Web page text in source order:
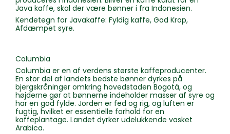
Java kaffe, skal der være bønner i fra Indonesien.
Kendetegn for Javakaffe: Fyldig kaffe, God Krop,
Afdæmpet syre.
Columbia
Columbia er en af verdens største kaffeproducenter.
En stor del af landets bedste bønner dyrkes på
bjergskråninger omkring hovedstaden Bogotá, og
højderne gør at bønnerne indeholder masser af syre og
har en god fylde. Jorden er fed og rig, og luften er
fugtig, hvilket er essentielle forhold for en
kaffeplantage. Landet dyrker udelukkende vasket
Arabica.